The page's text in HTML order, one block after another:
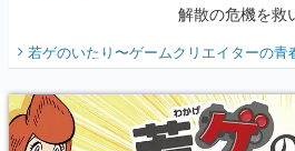
解散の危機を救
『少年ジャンプ
り】
若ゲのいたり〜ゲームクリエイターの青